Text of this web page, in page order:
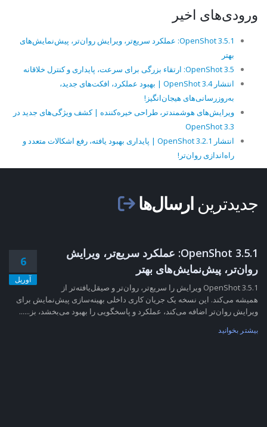
ورودی‌های اخیر
OpenShot 3.5.1: عملکرد سریع‌تر، ویرایش روان‌تر، پیش‌نمایش‌های
بهتر
OpenShot 3.5: ارتقاء بزرگی برای سرعت، پایداری و کنترل خلاقانه
انتشار OpenShot 3.4 | بهبود عملکرد، افکت‌های جدید،
به‌روزرسانی‌های هیجان‌انگیز!
ویرایش‌های هوشمندتر، طراحی خیره‌کننده | کشف ویژگی‌های جدید در
OpenShot 3.3
انتشار OpenShot 3.2.1 | پایداری بهبود یافته، رفع اشکالات متعدد و
راه‌اندازی روان‌تر!
جدیدترین ارسال‌ها
6
آوریل
OpenShot 3.5.1: عملکرد سریع‌تر، ویرایش
روان‌تر، پیش‌نمایش‌های بهتر
OpenShot 3.5.1 ویرایش را سریع‌تر، روان‌تر و صیقل‌یافته‌تر از
همیشه می‌کند. این نسخه یک جریان کاری داخلی بهینه‌سازی پیش‌نمایش برای
ویرایش روان‌تر اضافه می‌کند، عملکرد و پاسخگویی را بهبود می‌بخشد، بز......
بیشتر بخوانید